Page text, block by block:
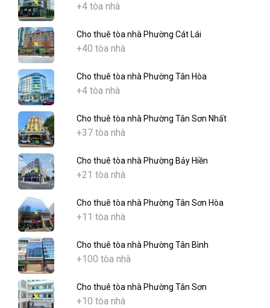
+4 tòa nhà
Cho thuê tòa nhà Phường Cát Lái
+40 tòa nhà
Cho thuê tòa nhà Phường Tân Hòa
+4 tòa nhà
Cho thuê tòa nhà Phường Tân Sơn Nhất
+37 tòa nhà
Cho thuê tòa nhà Phường Bảy Hiền
+21 tòa nhà
Cho thuê tòa nhà Phường Tân Sơn Hòa
+11 tòa nhà
Cho thuê tòa nhà Phường Tân Bình
+100 tòa nhà
Cho thuê tòa nhà Phường Tân Sơn
+10 tòa nhà